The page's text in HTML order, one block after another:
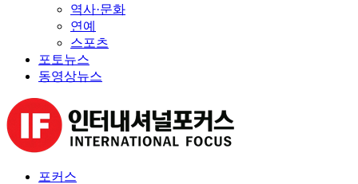
역사·문화
연예
스포츠
포토뉴스
동영상뉴스
포커스